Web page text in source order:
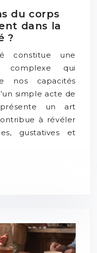
du corps
dans la
?
constitue une
complexe qui
nos capacités
simple acte de
un art
à révéler
gustatives et